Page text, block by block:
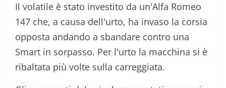
Il volatile è stato investito da un'Alfa Romeo
147 che, a causa dell'urto, ha invaso la corsia
opposta andando a sbandare contro una
Smart in sorpasso. Per l'urto la macchina si è
ribaltata più volte sulla carreggiata.